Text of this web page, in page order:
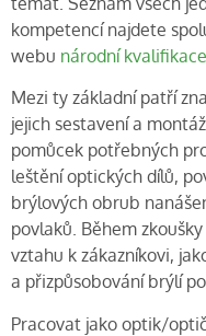
kompetencí najdete
webu národní kvalifikace.
Mezi ty základní patří
jejich sestavení a
pomůcek potřebných
leštění optických dílů,
brýlových obrub
povlaků. Během
vztahu k zákazníkovi,
a přizpůsobování brýlí
Pracovat jako optik/